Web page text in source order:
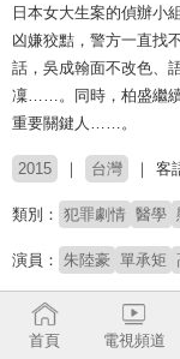
日本女大生案的偵辦小
凶嫌狡黠，警方一直找
話，吳成翰面不改色、
凜……。同時，柏盛繼
重要關鍵人……。
2015 台灣 客
類別： 犯罪劇情 醫學
演員： 朱陸豪 單承矩
首頁
電視頻道